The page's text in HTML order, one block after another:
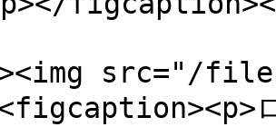
src="/files/
ロ